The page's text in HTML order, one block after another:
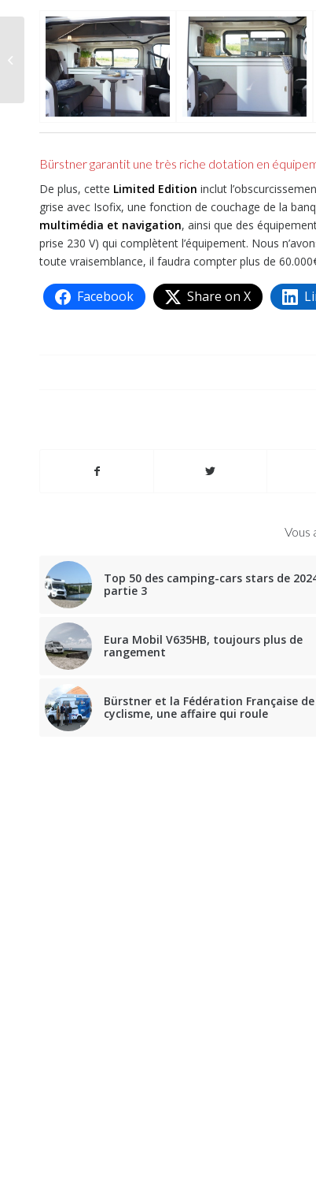
Bürstner garantit une très riche dotation en
De plus, cette Limited Edition inclut
grise avec Isofix, une fonction de couchage de la
multimédia et navigation, ainsi que des
prise 230 V) qui complètent l’équipement. Nous
toute vraisemblance, il faudra compter plus de
Facebook Share on X
Vous
Top 50 des camping-cars stars de
partie 3
Eura Mobil V635HB, toujours plus de
rangement
Bürstner et la Fédération Française de
cyclisme, une affaire qui roule
Rapido V65XL, le
voyage en famille